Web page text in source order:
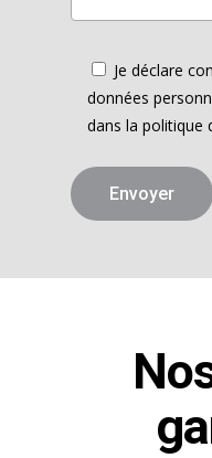
Je déclare
données
dans la politique